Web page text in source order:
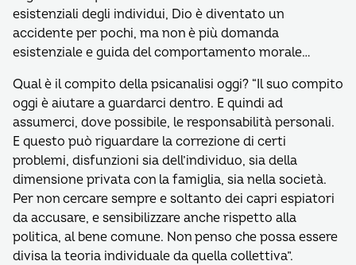
esistenziali degli individui, Dio è diventato un
accidente per pochi, ma non è più domanda
esistenziale e guida del comportamento morale…
Qual è il compito della psicanalisi oggi? “Il suo compito
oggi è aiutare a guardarci dentro. E quindi ad
assumerci, dove possibile, le responsabilità personali.
E questo può riguardare la correzione di certi
problemi, disfunzioni sia dell’individuo, sia della
dimensione privata con la famiglia, sia nella società.
Per non cercare sempre e soltanto dei capri espiatori
da accusare, e sensibilizzare anche rispetto alla
politica, al bene comune. Non penso che possa essere
divisa la teoria individuale da quella collettiva”.